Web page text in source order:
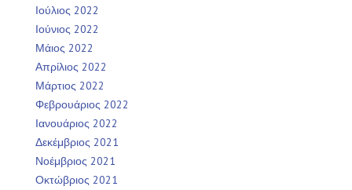
Ιούλιος 2022
Ιούνιος 2022
Μάιος 2022
Απρίλιος 2022
Μάρτιος 2022
Φεβρουάριος 2022
Ιανουάριος 2022
Δεκέμβριος 2021
Νοέμβριος 2021
Οκτώβριος 2021